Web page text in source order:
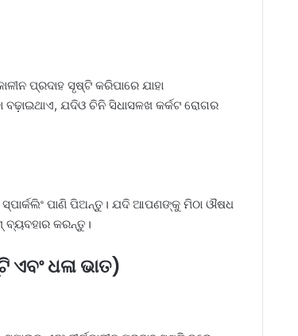
ପ୍ରଦାହ ସୃଷ୍ଟି କରିପାରେ ଯାହା
ଯଦିଓ ଚିନି ସିଧାସଳଖ କର୍କଟ ରୋଗର
ସ୍ପାର୍କଲିଂ ପାଣି ପିଅନ୍ତୁ। ଯଦି ଆପଣଙ୍କୁ ମିଠା ଔଷଧ
କରନ୍ତୁ।
ଧଳା ଭାତ)